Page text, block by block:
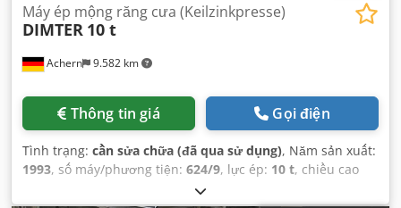
Achern 9.582 km
Máy ép mộng răng cưa (Keilzinkpresse)
DIMTER 10 t
Thông tin giá Gọi điện
Tình trạng: cần sửa chữa (đã qua sử dụng), Năm sản xuất:
1993, số máy/phương tiện: 624/9, lực ép: 10 t, chiều cao
, tổng chiều dài: